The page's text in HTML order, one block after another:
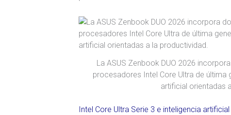
La ASUS Zenbook DUO 2026
procesadores Intel Core Ultra de última
artificial orientadas
Intel Core Ultra Serie 3 e inteligencia